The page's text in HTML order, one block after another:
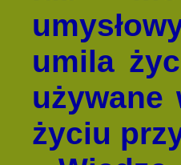
umila
życiu